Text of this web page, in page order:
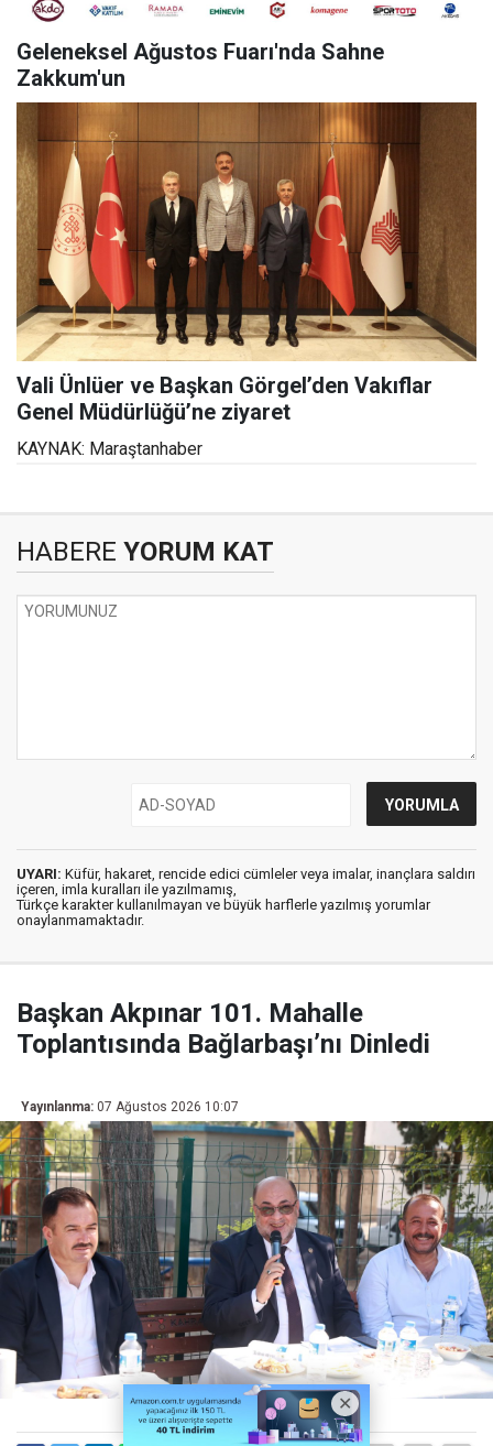
Geleneksel Ağustos Fuarı'nda Sahne
Zakkum'un
Vali Ünlüer ve Başkan Görgel’den Vakıflar
Genel Müdürlüğü’ne ziyaret
KAYNAK: Maraştanhaber
HABERE YORUM KAT
UYARI: Küfür, hakaret, rencide edici cümleler veya imalar, inançlara saldırı
içeren, imla kuralları ile yazılmamış,
Türkçe karakter kullanılmayan ve büyük harflerle yazılmış yorumlar
onaylanmamaktadır.
Başkan Akpınar 101. Mahalle
Toplantısında Bağlarbaşı’nı Dinledi
Yayınlanma: 07 Ağustos 2026 10:07